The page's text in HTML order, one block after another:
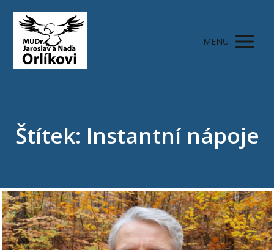
MENU
Štítek: Instantní nápoje